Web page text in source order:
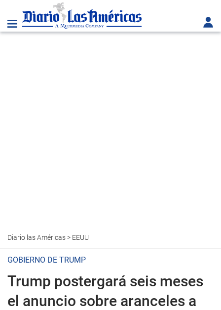
Diario las Américas> EEUU
GOBIERNO DE TRUMP
Trump postergará seis meses
el anuncio sobre aranceles a